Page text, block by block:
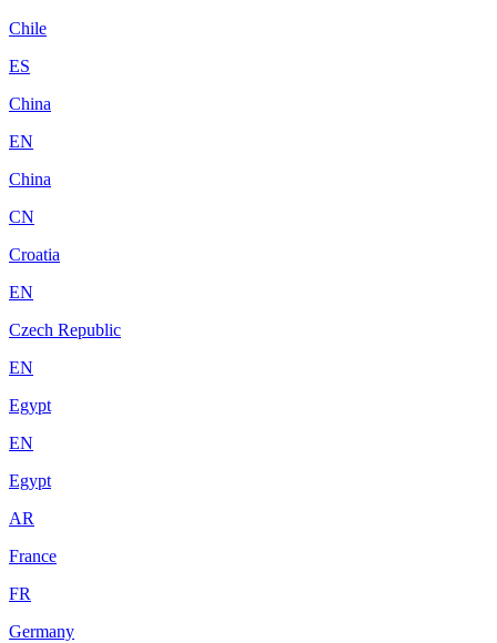
Chile
ES
China
EN
China
CN
Croatia
EN
Czech Republic
EN
Egypt
EN
Egypt
AR
France
FR
Germany